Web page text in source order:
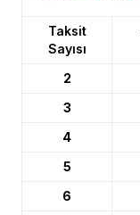
Taksit
Sayısı
2
3
4
5
6